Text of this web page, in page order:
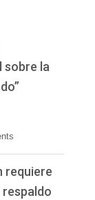
sobre la
requiere